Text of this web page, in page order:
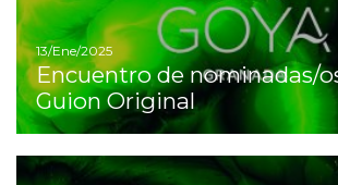
13/Ene/2025
Encuentro de nominadas/
Guion Original